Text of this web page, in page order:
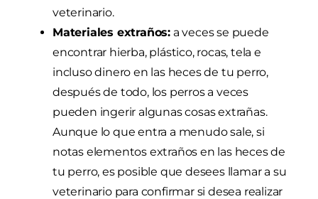
veterinario.
Materiales extraños: a veces se puede
encontrar hierba, plástico, rocas, tela e
incluso dinero en las heces de tu perro,
después de todo, los perros a veces
pueden ingerir algunas cosas extrañas.
Aunque lo que entra a menudo sale, si
notas elementos extraños en las heces de
tu perro, es posible que desees llamar a su
veterinario para confirmar si desea realizar